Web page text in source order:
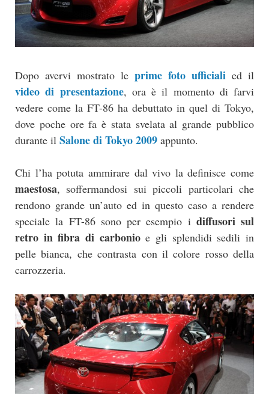
Dopo avervi mostrato le prime foto ufficiali ed il
video di presentazione, ora è il momento di farvi
vedere come la FT-86 ha debuttato in quel di Tokyo,
dove poche ore fa è stata svelata al grande pubblico
durante il Salone di Tokyo 2009 appunto.
Chi l’ha potuta ammirare dal vivo la definisce come
maestosa, soffermandosi sui piccoli particolari che
rendono grande un’auto ed in questo caso a rendere
speciale la FT-86 sono per esempio i diffusori sul
retro in fibra di carbonioe gli splendidi sedili in
pelle bianca, che contrasta con il colore rosso della
carrozzeria.